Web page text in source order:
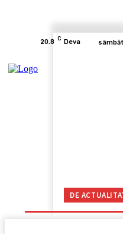
20.8 C Deva
DE